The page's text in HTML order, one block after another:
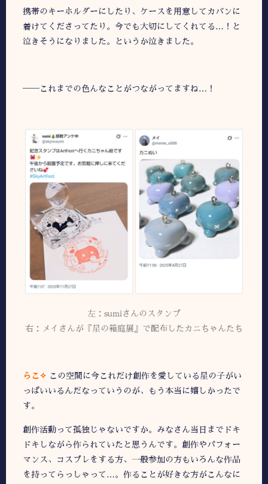
携帯のキーホルダーにしたり、ケースを用意してカバンに
着けてくださってたり。今でも大切にしてくれてる…！と
泣きそうになりました。というか泣きました。
――これまでの色んなことがつながってますね…！
左：sumiさんのスタンプ
右：メイさんが『星の箱庭展』で配布したカニちゃんたち
らこ✧ この空間に今これだけ創作を愛している星の子がい
っぱいいるんだなっていうのが、もう本当に嬉しかったで
す。
創作活動って孤独じゃないですか。みなさん当日までドキ
ドキしながら作られていたと思うんです。創作やパフォー
マンス、コスプレをする方、一般参加の方もいろんな作品
を持ってらっしゃって…。作ることが好きな方がこんなに